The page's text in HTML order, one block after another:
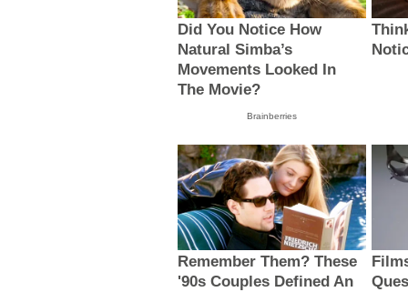
Did You Notice How
Natural Simba’s
Movements Looked In
The Movie?
Brainberries
Remember Them? These
'90s Couples Defined An